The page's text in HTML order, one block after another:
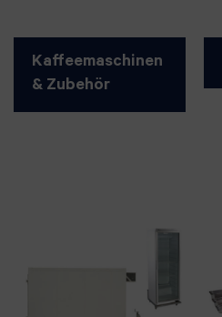
Kaffeemaschinen
& Zubehör